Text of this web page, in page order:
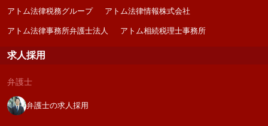
アトム法律税務グループ アトム法律情報株式会社
アトム法律事務所弁護士法人 アトム相続税理士事務所
求人採用
弁護士
弁護士の求人採用